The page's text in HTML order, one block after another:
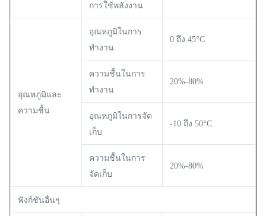
การใช้พลังงาน
อุณหภูมิและ
ความชื้น
อุณหภูมิในการ
ทำงาน
0 ถึง 45°C
ความชื้นในการ
ทำงาน
20%-80%
อุณหภูมิในการจัด
เก็บ
-10 ถึง 50°C
ความชื้นในการ
จัดเก็บ
20%-80%
ฟังก์ชันอื่นๆ